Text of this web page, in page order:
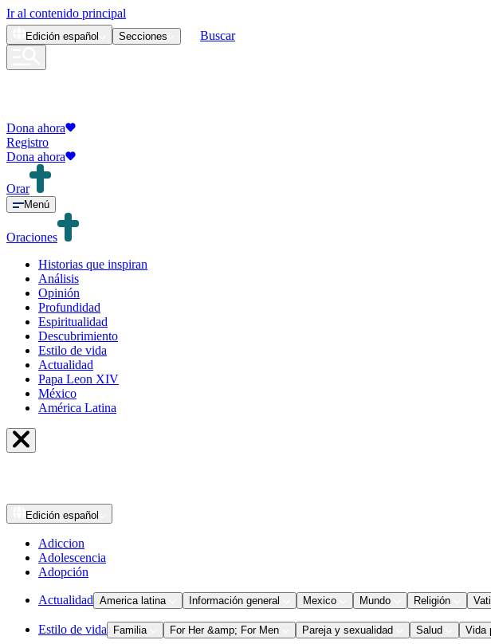
Ir al contenido principal
Edición español Secciones Buscar
Dona ahora
Registro
Dona ahora
Orar
Menú
Oraciones
Historias que inspiran
Análisis
Opinión
Profundidad
Espiritualidad
Descubrimiento
Estilo de vida
Actualidad
Papa Leon XIV
México
América Latina
Edición español
Adiccion
Adolescencia
Adopción
Actualidad America latina Información general Mexico Mundo Religión
Estilo de vida Familia For Her &amp; For Men Pareja y sexualidad Salud Vida